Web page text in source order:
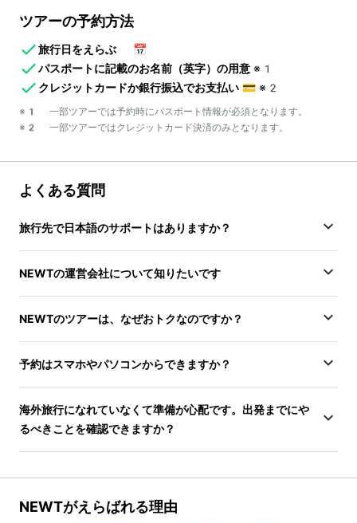
ツアーの予約方法
旅行日をえらぶ
📅
パスポートに記載のお名前（英字）の用意 ※1
クレジットカードか銀行振込でお支払い 💳 ※2
※1 一部ツアーでは予約時にパスポート情報が必須となります。
※2 一部ツアーではクレジットカード決済のみとなります。
よくある質問
旅行先で日本語のサポートはありますか？
NEWTの運営会社について知りたいです
NEWTのツアーは、なぜおトクなのですか？
予約はスマホやパソコンからできますか？
海外旅行になれていなくて準備が心配です。出発までにや
るべきことを確認できますか？
NEWTがえらばれる理由